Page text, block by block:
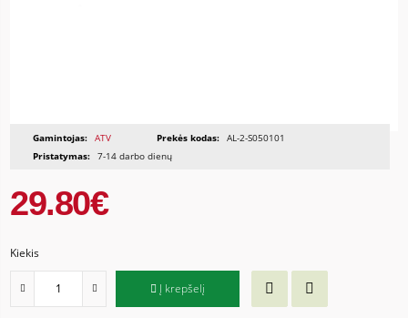
Gamintojas: ATV Prekės kodas: AL-2-S050101
Pristatymas: 7-14 darbo dienų
29.80€
Kiekis
Į krepšelį